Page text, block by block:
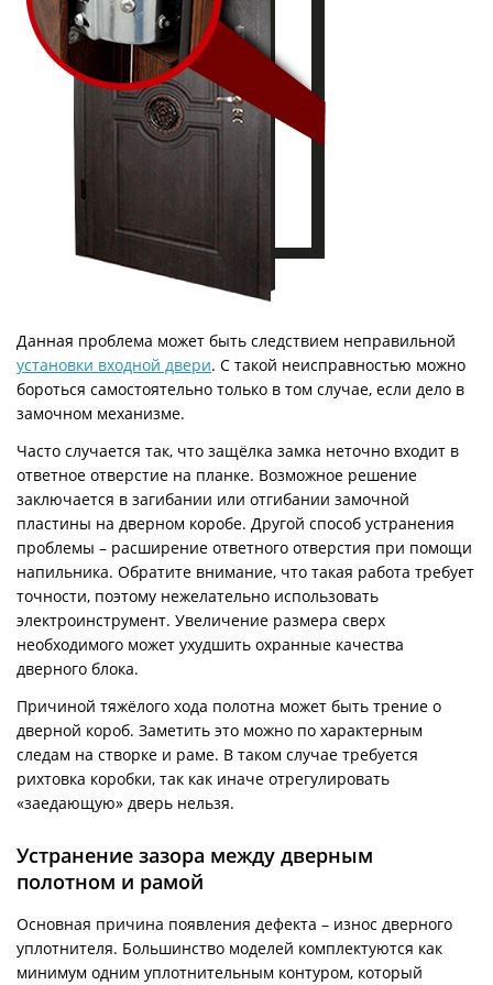
Данная проблема может быть следствием неправильной
установки входной двери. С такой неисправностью можно
бороться самостоятельно только в том случае, если дело в
замочном механизме.
Часто случается так, что защёлка замка неточно входит в
ответное отверстие на планке. Возможное решение
заключается в загибании или отгибании замочной
пластины на дверном коробе. Другой способ устранения
проблемы – расширение ответного отверстия при помощи
напильника. Обратите внимание, что такая работа требует
точности, поэтому нежелательно использовать
электроинструмент. Увеличение размера сверх
необходимого может ухудшить охранные качества
дверного блока.
Причиной тяжёлого хода полотна может быть трение о
дверной короб. Заметить это можно по характерным
следам на створке и раме. В таком случае требуется
рихтовка коробки, так как иначе отрегулировать
«заедающую» дверь нельзя.
Устранение зазора между дверным
полотном и рамой
Основная причина появления дефекта – износ дверного
уплотнителя. Большинство моделей комплектуются как
минимум одним уплотнительным контуром, который